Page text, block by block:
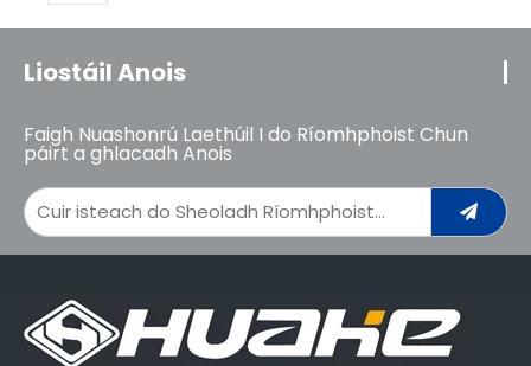
Liostáil Anois
Faigh Nuashonrú Laethúil I do Ríomhphoist Chun
páirt a ghlacadh Anois